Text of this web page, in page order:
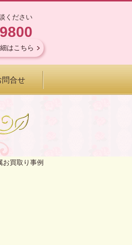
ください
はこちら
問合せ
お買取り事例